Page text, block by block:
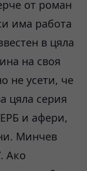
от роман
има работа
в цяла
на своя
не усети, че
цяла серия
и афери,
Минчев
Ако